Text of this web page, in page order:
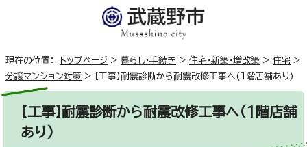
現在の位置： トップページ > 暮らし・手続き > 住宅・新築・増改築 > 住宅 >
分譲マンション対策 > 【工事】耐震診断から耐震改修工事へ(1階店舗あり)
【工事】耐震診断から耐震改修工事へ(1階店舗
あり)